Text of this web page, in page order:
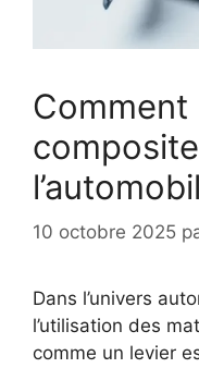
Comment
10 octobre 2025
Dans l’univers
l’utilisation des
comme un levier